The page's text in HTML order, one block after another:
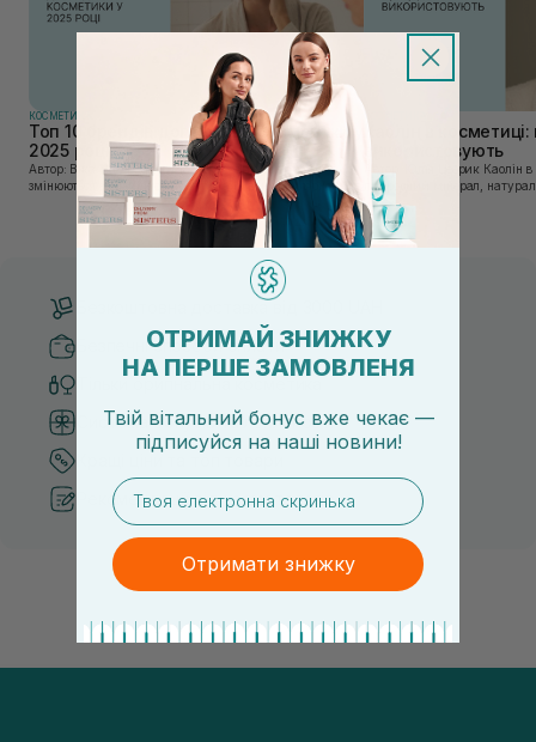
КОСМЕТИКА
Топ 10 брендів доглядової косметики у
2025 році
Автор: Віка Нагорна У сучасному світі, де тренди
змінюються зі швидкістю світла, а ринок популярної
косметики переповнений новими пропозиціями, вибір
засобу для себе стає справжнім викликом. 2025 р...
Каолін в
використовують
Автор: Юлія Цебрик Каолін в косметології – це
природний мінерал,
безліч переваг для шкіри
завдяки великій кількості
Безкоштовна доставка від 3000 UAH
Безпечні способи оплати
Система бонусів та лояльності
Рекомендації від косметологів
ОТРИМАЙ ЗНИЖКУ
НА ПЕРШЕ ЗАМОВЛЕНЯ
Твій вітальний бонус вже чекає —
підписуйся на наші новини!
email
Отримати знижку